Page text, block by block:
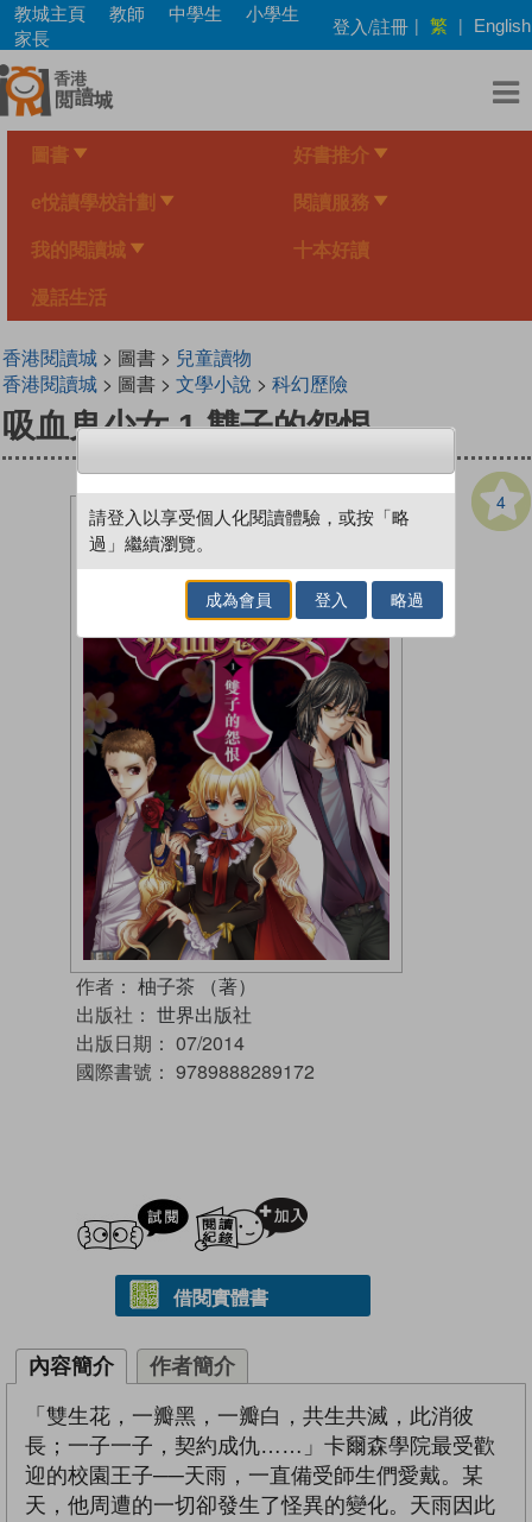
Skip
main
content
教城主頁 教師 中學生
小學生
家長
登入/註冊 | 繁 | English
圖書 好書推介
e悅讀學校計劃 閱讀服務
我的閱讀城 十本好讀
漫話生活
香港閱讀城> 圖書 > 兒童讀物
香港閱讀城> 圖書 > 文學小說 > 科幻歷險
吸血鬼少女 1 雙子的怨恨
4
作者： 柚子茶 （著）
出版社： 世界出版社
出版日期： 07/2014
國際書號： 9789888289172
試閲
借閱實體書
內容簡介 作者簡介
「雙生花，一瓣黑，一瓣白，共生共滅，此消彼
長；一子一子，契約成仇……」卡爾森學院最受歡
迎的校園王子──天雨，一直備受師生們愛戴。某
天，他周遭的一切卻發生了怪異的變化。天雨因此
請登入以享受個人化閱讀體驗，或按「略
過」繼續瀏覽。
成為會員 登入 略過